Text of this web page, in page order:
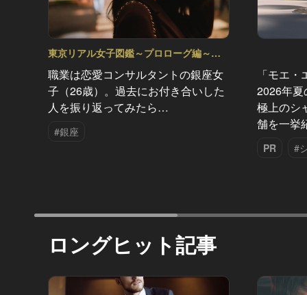
東京リアル女子図鑑～プロローグ編～
Vol.10
職業は恋愛コンサルタントの銀座女
子（26歳）。過去にお付き合いした
人を振り返ってみたら…
#銀座
「モエ
2026年夏
極上のシ
舗を一挙
PR #
ロングヒット記事